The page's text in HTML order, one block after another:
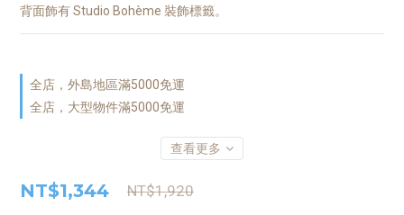
背面飾有 Studio Bohème 裝飾標籤。
全店，外島地區滿5000免運
全店，大型物件滿5000免運
查看更多
NT$1,344 NT$1,920